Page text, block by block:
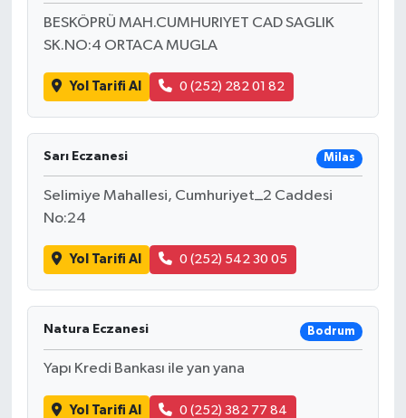
BESKÖPRÜ MAH.CUMHURIYET CAD SAGLIK
SK.NO:4 ORTACA MUGLA
Yol Tarifi Al 0 (252) 282 01 82
Sarı Eczanesi Milas
Selimiye Mahallesi, Cumhuriyet_2 Caddesi
No:24
Yol Tarifi Al 0 (252) 542 30 05
Natura Eczanesi Bodrum
Yapı Kredi Bankası ile yan yana
Yol Tarifi Al 0 (252) 382 77 84